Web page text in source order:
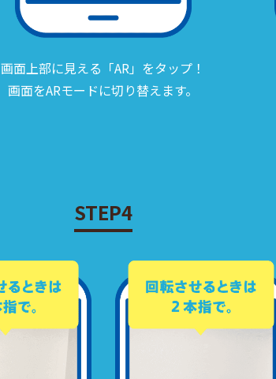
画面上部に見える「AR」をタップ！
画面をARモードに切り替えます。
STEP4